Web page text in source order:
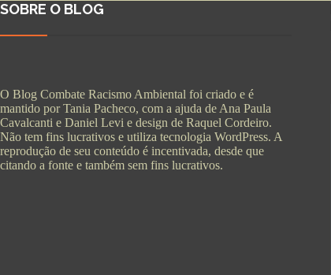
SOBRE O BLOG
O Blog Combate Racismo Ambiental foi criado e é
mantido por Tania Pacheco, com a ajuda de Ana Paula
Cavalcanti e Daniel Levi e design de Raquel Cordeiro.
Não tem fins lucrativos e utiliza tecnologia WordPress. A
reprodução de seu conteúdo é incentivada, desde que
citando a fonte e também sem fins lucrativos.